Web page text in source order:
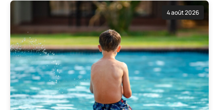
4 août 2026